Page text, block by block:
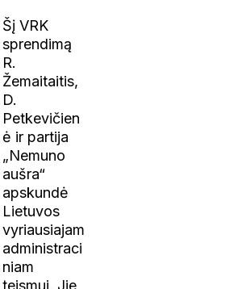
Šį VRK
sprendimą
R.
Žemaitaitis,
D.
Petkevičien
ė ir partija
„Nemuno
aušra“
apskundė
Lietuvos
vyriausiajam
administraci
niam
teismui. Jie